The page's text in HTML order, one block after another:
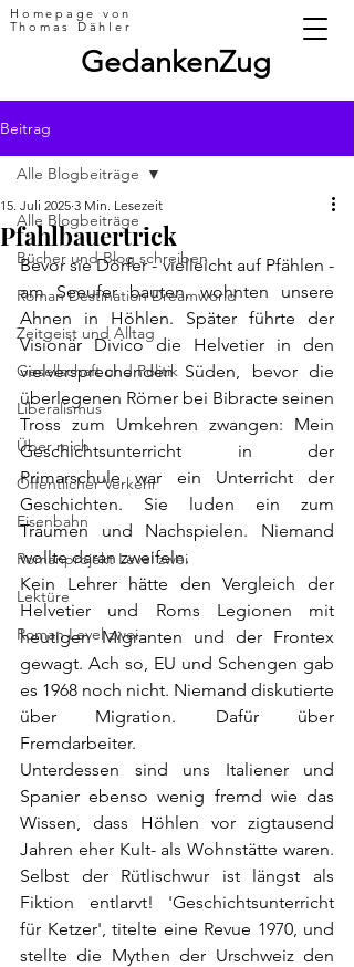
Homepage von
Thomas Dähler
GedankenZug
Beitrag
Alle Blogbeiträge
Bücher und Blog schreiben
Roman Destination Dreamworld
Zeitgeist und Alltag
Gesellschaft und Politik
Liberalismus
Über mich
Öffentlicher Verkehr
Eisenbahn
Romanprojekt Level zwei
Lektüre
Roman Level zwei
Alle Blogbeiträge
Pfahlbauertrick
15. Juli 2025 3 Min. Lesezeit
Bevor sie Dörfer - vielleicht auf Pfählen -
am Seeufer bauten, wohnten unsere
Ahnen in Höhlen. Später führte der
Visionär Divico die Helvetier in den
vielversprechenden Süden, bevor die
überlegenen Römer bei Bibracte seinen
Tross zum Umkehren zwangen: Mein
Geschichtsunterricht in der
Primarschule war ein Unterricht der
Geschichten. Sie luden ein zum
Träumen und Nachspielen. Niemand
wollte daran zweifeln.
Kein Lehrer hätte den Vergleich der
Helvetier und Roms Legionen mit
heutigen Migranten und der Frontex
gewagt. Ach so, EU und Schengen gab
es 1968 noch nicht. Niemand diskutierte
über Migration. Dafür über
Fremdarbeiter.
Unterdessen sind uns Italiener und
Spanier ebenso wenig fremd wie das
Wissen, dass Höhlen vor zigtausend
Jahren eher Kult- als Wohnstätte waren.
Selbst der Rütlischwur ist längst als
Fiktion entlarvt! 'Geschichtsunterricht
für Ketzer', titelte eine Revue 1970, und
stellte die Mythen der Urschweiz den